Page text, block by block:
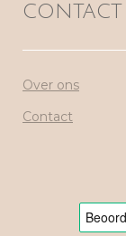
CONTACT
Over ons
Contact